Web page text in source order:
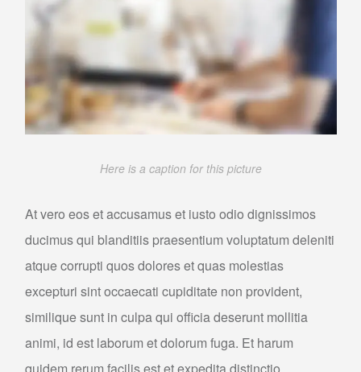
Here is a caption for this picture
At vero eos et accusamus et iusto odio dignissimos
ducimus qui blanditiis praesentium voluptatum deleniti
atque corrupti quos dolores et quas molestias
excepturi sint occaecati cupiditate non provident,
similique sunt in culpa qui officia deserunt mollitia
animi, id est laborum et dolorum fuga. Et harum
quidem rerum facilis est et expedita distinctio.